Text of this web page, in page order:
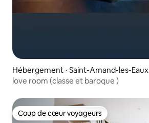
Hébergement ⋅ Saint-Amand-les-Eaux
love room (classe et baroque )
Coup de cœur voyageurs
Coup de cœur voyageurs